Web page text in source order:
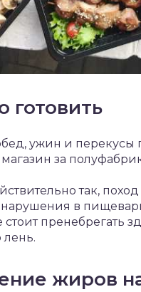
готовить
ужин и
за
так,
в
стоит пренебрегать
лень.
жиров